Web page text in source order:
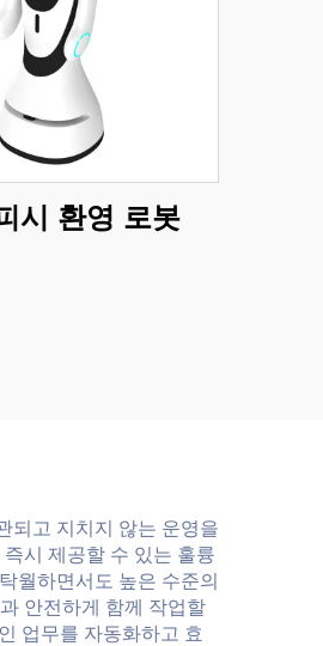
시 환영 로봇
되고 지치지 않는 운영을
시 제공할 수 있는 훌륭
월하면서도 높은 수준의
안전하게 함께 작업할
업무를 자동화하고 효